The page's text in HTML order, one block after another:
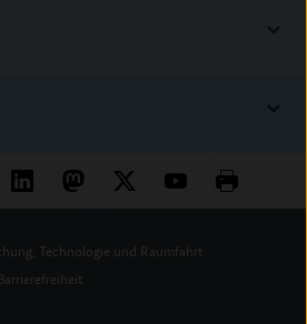
Technologie und Raumfahrt
Barrierefreiheit